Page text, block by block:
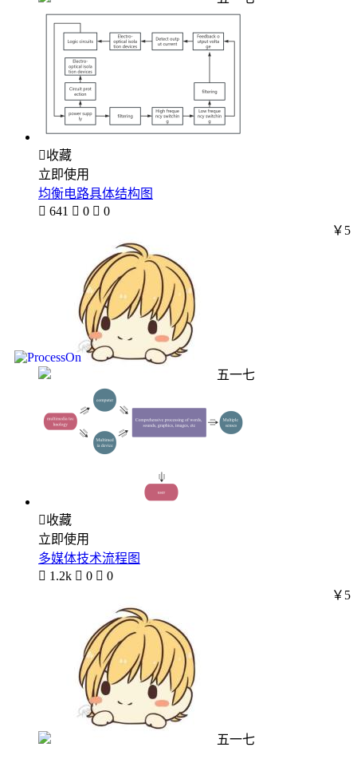
收藏
立即使用
均衡电路具体结构图
 641  0  0
五一七
￥5
收藏
立即使用
多媒体技术流程图
 1.2k  0  0
五一七
￥5